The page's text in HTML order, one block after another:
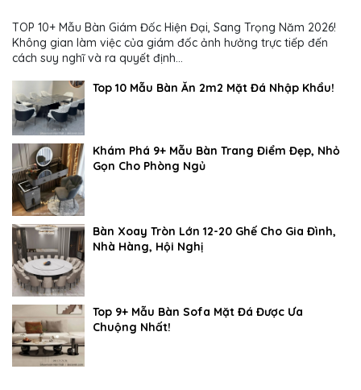
TOP 10+ Mẫu Bàn Giám Đốc Hiện Đại, Sang Trọng Năm 2026!
Không gian làm việc của giám đốc ảnh hưởng trực tiếp đến
cách suy nghĩ và ra quyết định...
Top 10 Mẫu Bàn Ăn 2m2 Mặt Đá Nhập Khẩu!
Khám Phá 9+ Mẫu Bàn Trang Điểm Đẹp, Nhỏ
Gọn Cho Phòng Ngủ
Bàn Xoay Tròn Lớn 12-20 Ghế Cho Gia Đình,
Nhà Hàng, Hội Nghị
Top 9+ Mẫu Bàn Sofa Mặt Đá Được Ưa
Chuộng Nhất!